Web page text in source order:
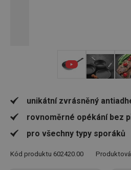
unikátní zvrásněný
rovnoměrné opékání bez
pro všechny typy sporáků
Kód produktu 602420.00